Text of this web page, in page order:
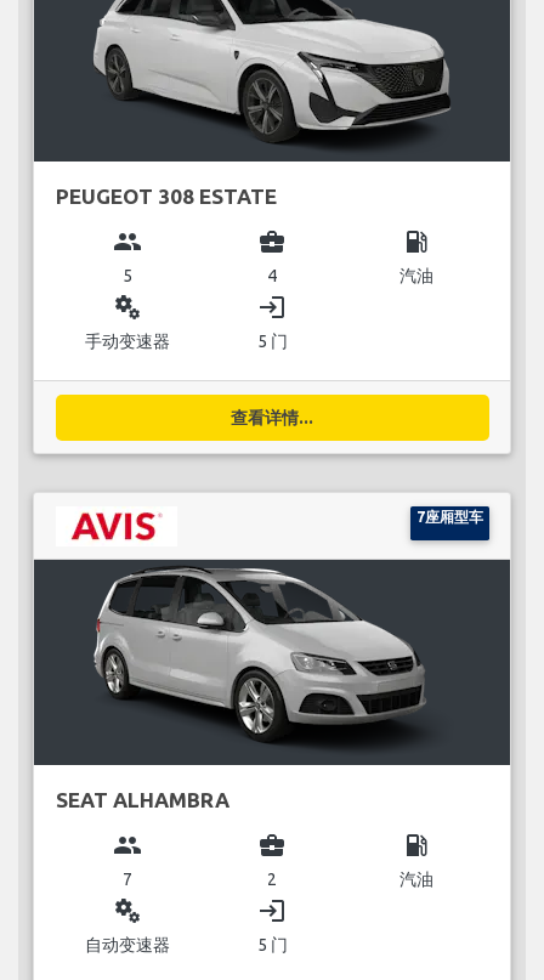
PEUGEOT 308 ESTATE
group
5
business_center
4
local_gas_station
汽油
miscellaneous_services
手动变速器
login
5 门
查看详情...
7座厢型车
SEAT ALHAMBRA
group
7
business_center
2
local_gas_station
汽油
miscellaneous_services
自动变速器
login
5 门